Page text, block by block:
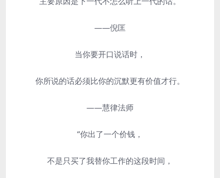
——倪匡
当你要开口说话时，
你所说的话必须比你的沉默更有价值才行。
——慧律法师
“你出了一个价钱，
不是只买了我替你工作的这段时间，